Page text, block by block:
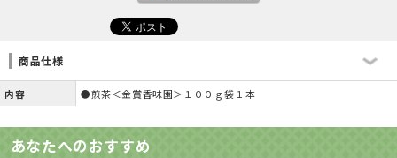
商品仕様
内容 ●煎茶＜金賞香味園＞１００ｇ袋１本
あなたへのおすすめ